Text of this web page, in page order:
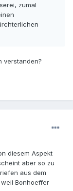
zumal
verstanden?
diesem Aspekt
aber so zu
aus dem
Bonhoeffer